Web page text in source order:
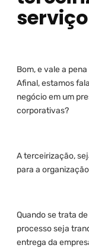
Bom, e vale a
Afinal, estamos
negócio em um
corporativas?
A terceirização,
para a
Quando se trata
processo seja
entrega da